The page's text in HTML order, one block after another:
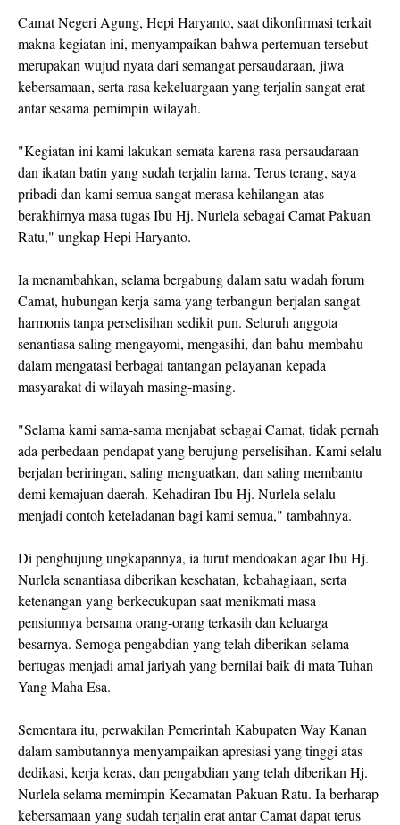
Camat Negeri Agung, Hepi Haryanto, saat dikonfirmasi terkait
makna kegiatan ini, menyampaikan bahwa pertemuan tersebut
merupakan wujud nyata dari semangat persaudaraan, jiwa
kebersamaan, serta rasa kekeluargaan yang terjalin sangat erat
antar sesama pemimpin wilayah.
"Kegiatan ini kami lakukan semata karena rasa persaudaraan
dan ikatan batin yang sudah terjalin lama. Terus terang, saya
pribadi dan kami semua sangat merasa kehilangan atas
berakhirnya masa tugas Ibu Hj. Nurlela sebagai Camat Pakuan
Ratu," ungkap Hepi Haryanto.
Ia menambahkan, selama bergabung dalam satu wadah forum
Camat, hubungan kerja sama yang terbangun berjalan sangat
harmonis tanpa perselisihan sedikit pun. Seluruh anggota
senantiasa saling mengayomi, mengasihi, dan bahu-membahu
dalam mengatasi berbagai tantangan pelayanan kepada
masyarakat di wilayah masing-masing.
"Selama kami sama-sama menjabat sebagai Camat, tidak pernah
ada perbedaan pendapat yang berujung perselisihan. Kami selalu
berjalan beriringan, saling menguatkan, dan saling membantu
demi kemajuan daerah. Kehadiran Ibu Hj. Nurlela selalu
menjadi contoh keteladanan bagi kami semua," tambahnya.
Di penghujung ungkapannya, ia turut mendoakan agar Ibu Hj.
Nurlela senantiasa diberikan kesehatan, kebahagiaan, serta
ketenangan yang berkecukupan saat menikmati masa
pensiunnya bersama orang-orang terkasih dan keluarga
besarnya. Semoga pengabdian yang telah diberikan selama
bertugas menjadi amal jariyah yang bernilai baik di mata Tuhan
Yang Maha Esa.
Sementara itu, perwakilan Pemerintah Kabupaten Way Kanan
dalam sambutannya menyampaikan apresiasi yang tinggi atas
dedikasi, kerja keras, dan pengabdian yang telah diberikan Hj.
Nurlela selama memimpin Kecamatan Pakuan Ratu. Ia berharap
kebersamaan yang sudah terjalin erat antar Camat dapat terus